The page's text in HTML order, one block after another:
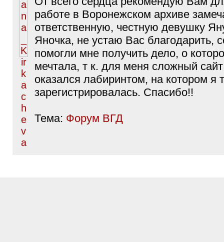
работе в Воронежском архиве
ответственную, честную девушку
Яночка, не устаю Вас благодарить,
помогли мне получить дело, о
мечтала, т к. для меня сложный
оказался лабиринтом, на котором я
зарегистрировалась. Спасибо!!
Тема: Форум ВГД